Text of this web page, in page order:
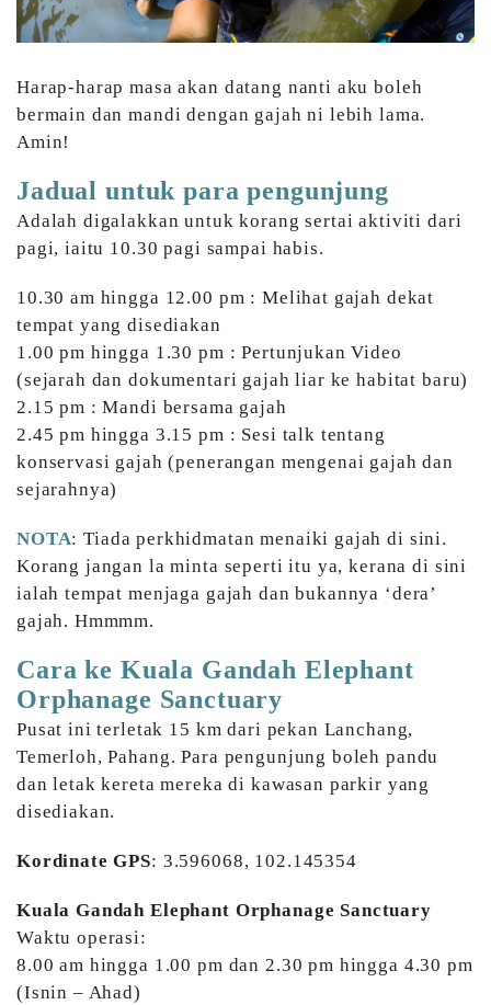
Harap-harap masa akan datang nanti aku boleh
bermain dan mandi dengan gajah ni lebih lama.
Amin!
Jadual untuk para pengunjung
Adalah digalakkan untuk korang sertai aktiviti dari
pagi, iaitu 10.30 pagi sampai habis.
10.30 am hingga 12.00 pm : Melihat gajah dekat
tempat yang disediakan
1.00 pm hingga 1.30 pm : Pertunjukan Video
(sejarah dan dokumentari gajah liar ke habitat baru)
2.15 pm : Mandi bersama gajah
2.45 pm hingga 3.15 pm : Sesi talk tentang
konservasi gajah (penerangan mengenai gajah dan
sejarahnya)
NOTA: Tiada perkhidmatan menaiki gajah di sini.
Korang jangan la minta seperti itu ya, kerana di sini
ialah tempat menjaga gajah dan bukannya ‘dera’
gajah. Hmmmm.
Cara ke Kuala Gandah Elephant
Orphanage Sanctuary
Pusat ini terletak 15 km dari pekan Lanchang,
Temerloh, Pahang. Para pengunjung boleh pandu
dan letak kereta mereka di kawasan parkir yang
disediakan.
Kordinate GPS: 3.596068, 102.145354
Kuala Gandah Elephant Orphanage Sanctuary
Waktu operasi:
8.00 am hingga 1.00 pm dan 2.30 pm hingga 4.30 pm
(Isnin – Ahad)